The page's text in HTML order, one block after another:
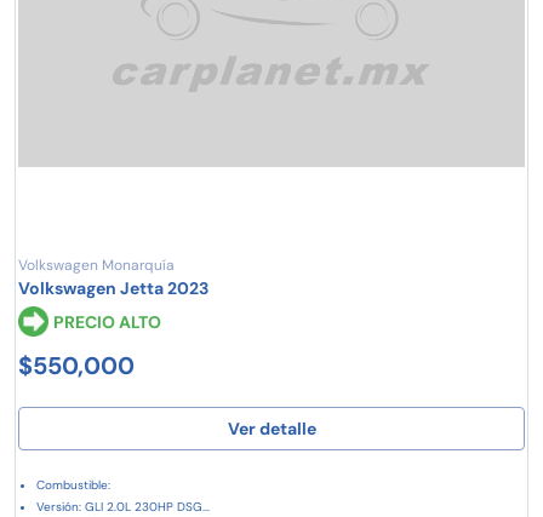
Volkswagen Monarquía
Volkswagen Jetta 2023
PRECIO ALTO
$550,000
Ver detalle
Combustible:
Versión: GLI 2.0L 230HP DSG...